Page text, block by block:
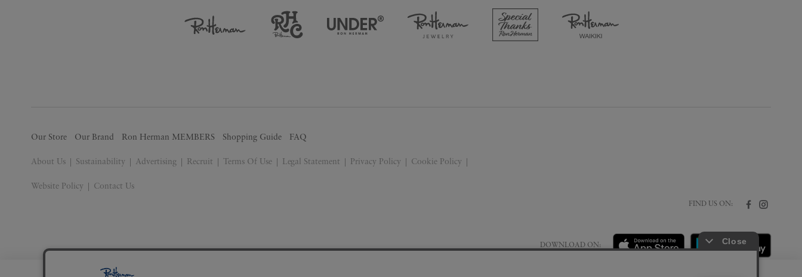
Our Store Our Brand Ron Herman MEMBERS Shopping Guide FAQ
About Us Sustainability Advertising Recruit Terms Of Use Legal Statement Privacy Policy Cookie Policy
Website Policy Contact Us
FIND US ON:
DOWNLOAD ON: